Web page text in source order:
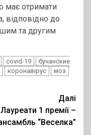
має отримати
відповідно до
та другим
covid-19
бучанские
коронавірус
моз
Далі
Лауреати 1 премії –
“Веселка”